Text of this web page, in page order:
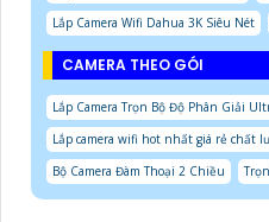
Lắp Camera Wifi Dahua 3K Siêu Nét
CAMERA THEO GÓI
Lắp Camera Trọn Bộ Độ Phân Giải
Lắp camera wifi hot nhất giá rẻ chất
Bộ Camera Đàm Thoại 2 Chiều